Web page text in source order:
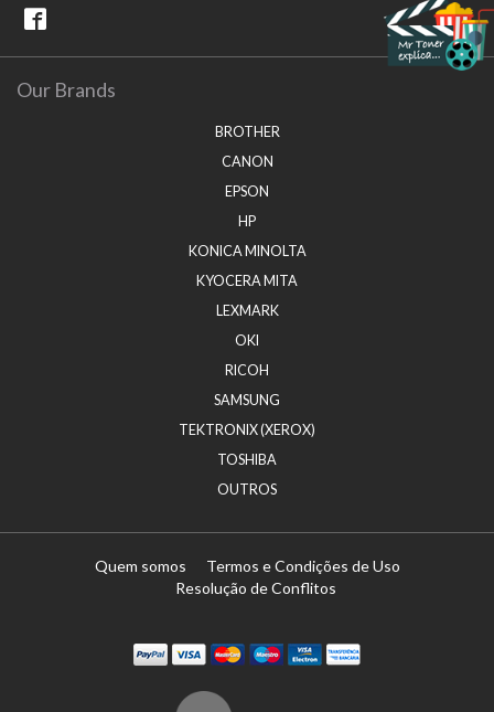
Our Brands
BROTHER
CANON
EPSON
HP
KONICA MINOLTA
KYOCERA MITA
LEXMARK
OKI
RICOH
SAMSUNG
TEKTRONIX (XEROX)
TOSHIBA
OUTROS
Quem somos
Termos e Condições de Uso
Resolução de Conflitos
MastercardMaestro
Visa Electron
Transferï¿½ncia